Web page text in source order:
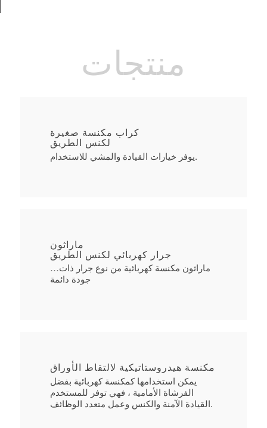
منتجات
كراب مكنسة صغيرة
لكنس الطريق
يوفر خيارات القيادة والمشي للاستخدام.
ماراثون
جرار كهربائي لكنس الطريق
…ماراثون مكنسة كهربائية من نوع جرار ذات
جودة دائمة
مكنسة هيدروستاتيكية لالتقاط الأوراق
يمكن استخدامها كمكنسة كهربائية بفضل
الفرشاة الأمامية ، فهي توفر للمستخدم
القيادة الآمنة والكنس وعمل متعدد الوظائف.